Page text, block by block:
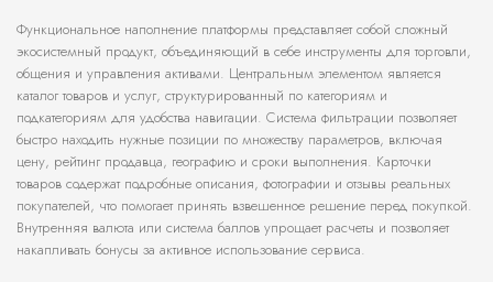
Функциональное наполнение платформы представляет собой сложный
экосистемный продукт, объединяющий в себе инструменты для торговли,
общения и управления активами. Центральным элементом является
каталог товаров и услуг, структурированный по категориям и
подкатегориям для удобства навигации. Система фильтрации позволяет
быстро находить нужные позиции по множеству параметров, включая
цену, рейтинг продавца, географию и сроки выполнения. Карточки
товаров содержат подробные описания, фотографии и отзывы реальных
покупателей, что помогает принять взвешенное решение перед покупкой.
Внутренняя валюта или система баллов упрощает расчеты и позволяет
накапливать бонусы за активное использование сервиса.